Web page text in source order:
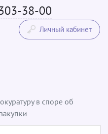
38-00
Личный кабинет
в споре об